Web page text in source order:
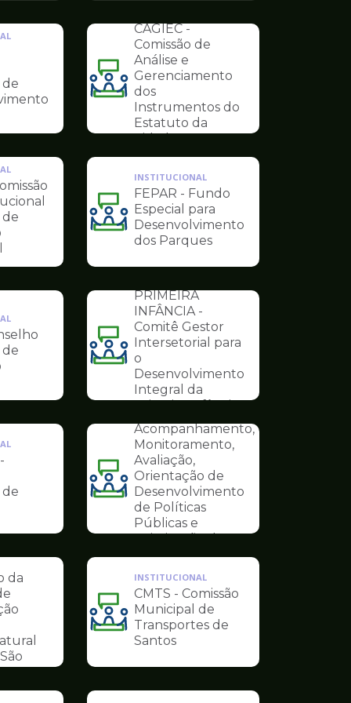
de
Conselhos
Ilustração
da
pagina
de
Conselhos
CAGIEC -
Comissão de
Análise e
Gerenciamento
dos
Instrumentos do
Estatuto da
Cidade
Ilustração
da
de
Conselhos
INSTITUCIONAL
FEPAR - Fundo
Especial para
Desenvolvimento
dos Parques
Ilustração
da
pagina
de
Conselhos
PRIMEIRA
INFÂNCIA -
Comitê Gestor
Intersetorial para
o
Desenvolvimento
Integral da
Primeira Infância
Ilustração
da
pagina
de
Conselhos
INSTITUCIONAL
COMITÊ ODS -
Comitê Municipal
Acompanhamento,
Monitoramento,
Avaliação,
Orientação de
Desenvolvimento
de Políticas
Públicas e
Otimização dos
Objetivos do
Sustentável
da
Ilustração
da
de
Conselhos
INSTITUCIONAL
CMTS - Comissão
Municipal de
Transportes de
Santos